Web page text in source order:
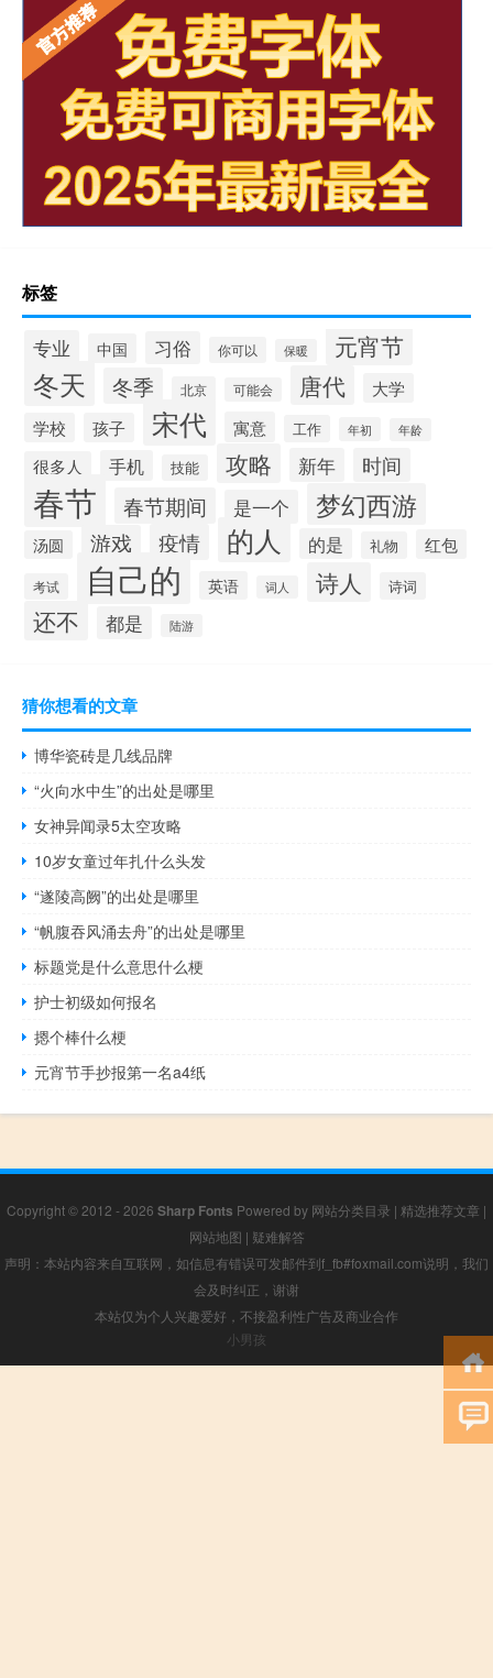
标签
专业 中国 习俗 你可以 保暖 元宵节
冬天 冬季 北京 可能会 唐代
大学
学校
孩子 宋代 寓意 工作 年初 年龄
很多人 手机 技能 攻略 新年 时间
春节 春节期间 是一个 梦幻西游
汤圆 游戏 疫情 的人 的是 礼物 红包
考试 自己的 英语 词人 诗人 诗词
还不 都是 陆游
猜你想看的文章
博华瓷砖是几线品牌
“火向水中生”的出处是哪里
女神异闻录5太空攻略
10岁女童过年扎什么头发
“遂陵高阙”的出处是哪里
“帆腹吞风涌去舟”的出处是哪里
标题党是什么意思什么梗
护士初级如何报名
摁个棒什么梗
元宵节手抄报第一名a4纸
Copyright © 2012 - 2026 Sharp Fonts Powered by 网站分类目录 | 精选推荐文章 |
网站地图 | 疑难解答
声明：本站内容来自互联网，如信息有错误可发邮件到f_fb#foxmail.com说明，我们
会及时纠正，谢谢
本站仅为个人兴趣爱好，不接盈利性广告及商业合作
小男孩